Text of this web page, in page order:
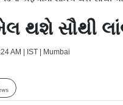
થશે સૌથી
AM | IST | Mumbai